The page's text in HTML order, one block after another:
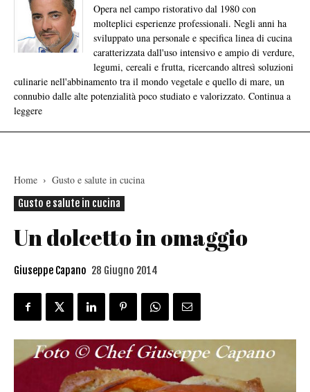
Opera nel campo ristorativo dal 1980 con
molteplici esperienze professionali. Negli anni ha
sviluppato una personale e specifica linea di cucina
caratterizzata dall'uso intensivo e ampio di verdure,
legumi, cereali e frutta, ricercando altresì soluzioni
culinarie nell'abbinamento tra il mondo vegetale e quello di mare, un
connubio dalle alte potenzialità poco studiato e valorizzato. Continua a
leggere
Home
Gusto e salute in cucina
Gusto e salute in cucina
Un dolcetto in omaggio
Giuseppe Capano 28 Giugno 2014